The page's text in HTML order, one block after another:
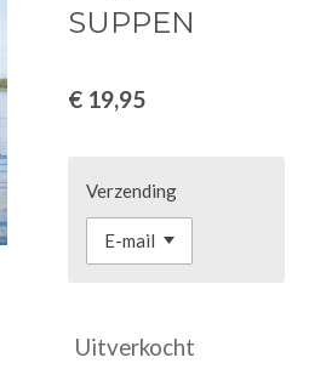
SUPPEN
€ 19,95
Verzending
Uitverkocht